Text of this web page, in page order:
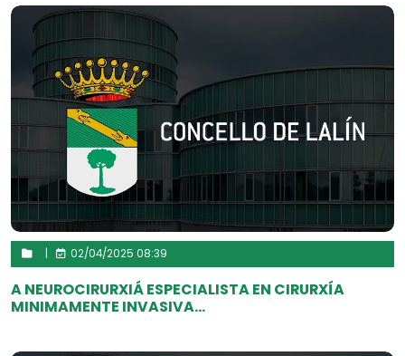
02/04/2025 08:39
A NEUROCIRURXIÁ ESPECIALISTA EN CIRURXÍA
MINIMAMENTE INVASIVA...